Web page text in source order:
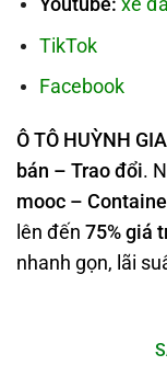
Youtube: xe
TikTok
Facebook
Ô TÔ HUỲNH
bán – Trao đổi.
mooc –
lên đến 75% giá
nhanh gọn, lãi